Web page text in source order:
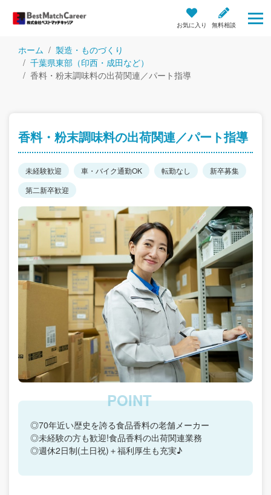
お気に入り 無料相談
ホーム
製造・ものづくり
千葉県東部（印西・成田など）
香料・粉末調味料の出荷関連／パート指導
香料・粉末調味料の出荷関連／パート指導
未経験歓迎 車・バイク通勤OK 転勤なし
新卒募集
第二新卒歓迎
◎70年近い歴史を誇る食品香料の老舗メーカー
◎未経験の方も歓迎!食品香料の出荷関連業務
◎週休2日制(土日祝)＋福利厚生も充実♪